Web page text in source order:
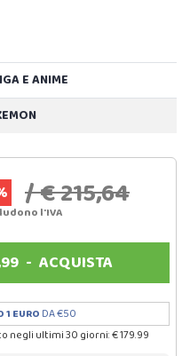
E ANIME
/ € 215,64
l'IVA
- ACQUISTA
1 EURO DA €50
negli ultimi 30 giorni: € 179.99